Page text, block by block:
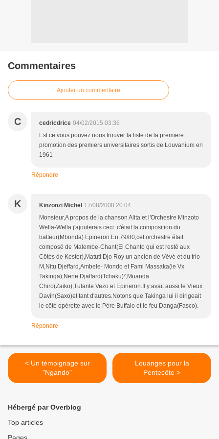
Commentaires
Ajouter un commentaire
C cedricdrice 04/02/2015 03:36
Est ce vous pouvez nous trouver la liste de la premiere
promotion des premiers universitaires sortis de Louvanium en
1961
Répondre
K Kinzonzi Michel 17/08/2008 20:04
Monsieur,A propos de la chanson Alita et l'Orchestre Minzoto
Wella-Wella j'ajouterais ceci: c'était la composition du
batteur(Mbonda) Epineron.En 79/80,cet orchestre était
composé de Malembe-Chant(El Chanto qui est resté aux
Côtés de Kester),Matuti Djo Roy un ancien de Vévé et du trio
M,Nitu Djeffard,Ambele- Mondo et Fami Massaka(le Vx
Takinga),Nene Djaffard(Tchaku)²,Muanda
Chiro(Zaiko),Tulante Vezo et Epineron.Il y avait aussi le Vieux
Davin(Saxo)et tant d'autres.Notons que Takinga lui il dirigeait
le côté opérette avec le Père Buffalo et le feu Danga(Fasco).
Répondre
< Un témoignage sur
"Ngando"
Louanges pour la
Pentecôte >
Hébergé par Overblog
Top articles